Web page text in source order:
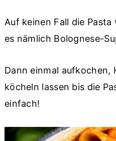
Auf keinen Fall die
es nämlich Bolognese-
Dann einmal aufkochen,
köcheln lassen bis die
einfach!